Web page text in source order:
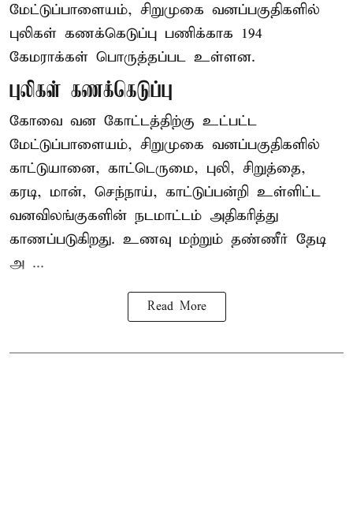
மேட்டுப்பாளையம், சிறுமுகை வனப்பகுதிகளில்
புலிகள் கணக்கெடுப்பு பணிக்காக 194
கேமராக்கள் பொருத்தப்பட உள்ளன.
புலிகள் கணக்கெடுப்பு
கோவை வன கோட்டத்திற்கு உட்பட்ட
மேட்டுப்பாளையம், சிறுமுகை வனப்பகுதிகளில்
காட்டுயானை, காட்டெருமை, புலி, சிறுத்தை,
கரடி, மான், செந்நாய், காட்டுப்பன்றி உள்ளிட்ட
வனவிலங்குகளின் நடமாட்டம் அதிகரித்து
காணப்படுகிறது. உணவு மற்றும் தண்ணீர் தேடி
அ ...
Read More